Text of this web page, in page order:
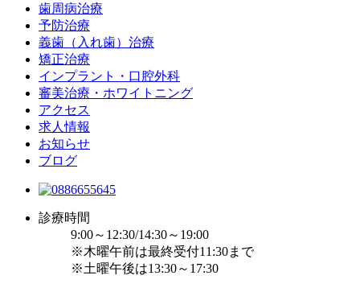
歯周病治療
予防治療
義歯（入れ歯）治療
矯正治療
インプラント・口腔外科
審美治療・ホワイトニング
アクセス
求人情報
お知らせ
ブログ
診療時間
9:00～12:30/14:30～19:00
※木曜午前は最終受付11:30まで
※土曜午後は13:30～17:30